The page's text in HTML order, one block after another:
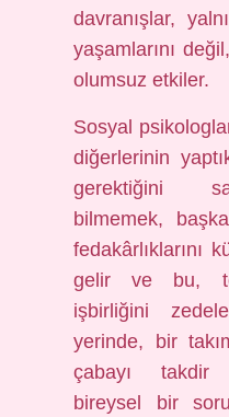
davranışlar,
yaşamlarını
olumsuz etkiler.
Sosyal
diğerlerinin
gerektiğini
bilmemek,
fedakârlıklarını
gelir ve bu,
işbirliğini
yerinde, bir
çabayı takdir
bireysel bir